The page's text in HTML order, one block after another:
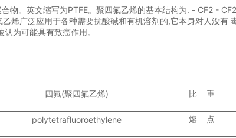
。英文缩写为PTFE。聚四氟乙烯的基本结构为. - CF2 -
烯广泛应用于各种需要抗酸碱和有机溶剂的,它本身对人没有
为可能具有致癌作用。
四氟(聚四氟乙烯) 比 重
polytetrafluoroethylene 熔 点